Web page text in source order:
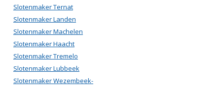
Slotenmaker Ternat
Slotenmaker Landen
Slotenmaker Machelen
Slotenmaker Haacht
Slotenmaker Tremelo
Slotenmaker Lubbeek
Slotenmaker Wezembeek-